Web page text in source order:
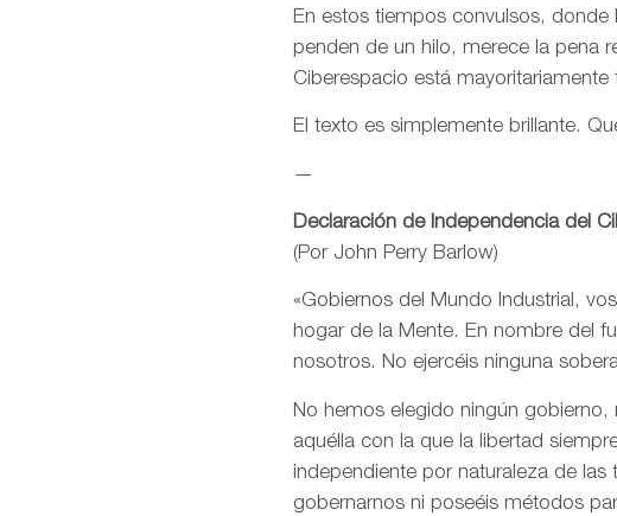
En estos tiempos convulsos,
penden de un hilo, merece la pena
Ciberespacio está
El texto es simplemente brillante.
—
Declaración de Independencia del
(Por John Perry Barlow)
«Gobiernos del Mundo Industrial,
hogar de la Mente. En nombre del
nosotros. No ejercéis ninguna
No hemos elegido ningún
aquélla con la que la libertad
independiente por naturaleza de
gobernarnos ni poseéis métodos